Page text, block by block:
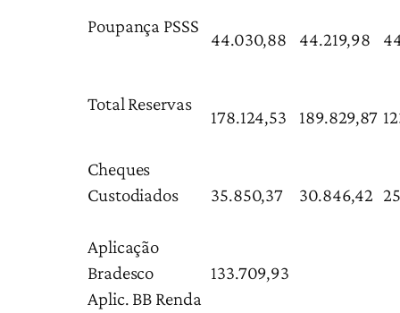
Poupança PSSS
44.030,88 44.219,98
Total Reservas
178.124,53 189.829,87
Cheques
Custodiados
35.850,37 30.846,42
Aplicação
Bradesco
133.709,93
Aplic. BB Renda